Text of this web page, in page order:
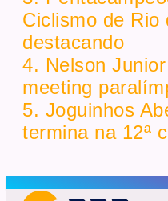
Ciclismo de Rio
destacando
4. Nelson
meeting
5. Joguinhos
termina na 12ª